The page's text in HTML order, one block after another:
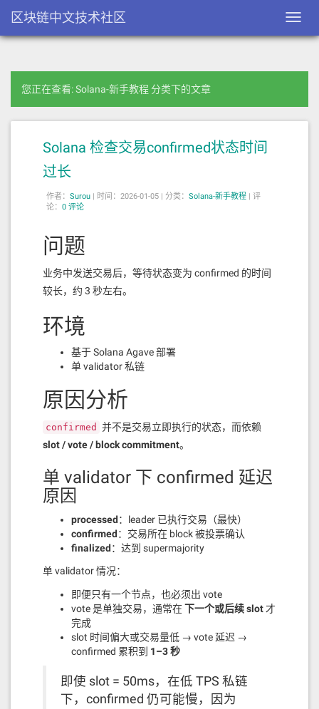
区块链中文技术社区
您正在查看: Solana-新手教程 分类下的文章
Solana 检查交易confirmed状态时间
过长
作者： Surou | 时间：2026-01-05 | 分类： Solana-新手教程 | 评
论： 0 评论
问题
业务中发送交易后，等待状态变为 confirmed 的时间
较长，约 3 秒左右。
环境
基于 Solana Agave 部署
单 validator 私链
原因分析
confirmed 并不是交易立即执行的状态，而依赖
slot / vote / block commitment。
单 validator 下 confirmed 延迟
原因
processed：leader 已执行交易（最快）
confirmed：交易所在 block 被投票确认
finalized：达到 supermajority
单 validator 情况：
即便只有一个节点，也必须出 vote
vote 是单独交易，通常在下一个或后续 slot 才
完成
slot 时间偏大或交易量低 → vote 延迟 →
confirmed 累积到 1–3 秒
即使 slot = 50ms，在低 TPS 私链
下，confirmed 仍可能慢，因为